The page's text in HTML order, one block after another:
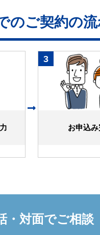
のご契約の
3
お申込み
・対面でご相談